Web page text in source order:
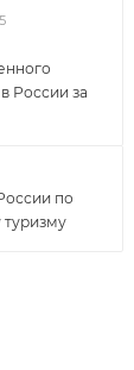
России за
по